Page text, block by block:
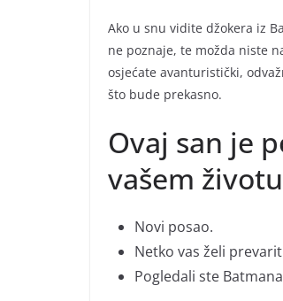
Ako u snu vidite džokera iz
ne poznaje, te možda niste
osjećate avanturistički,
što bude prekasno.
Ovaj san je
vašem životu
Novi posao.
Netko vas želi
Pogledali ste